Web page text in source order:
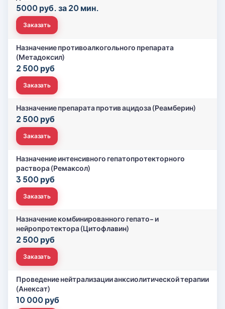
5000 руб. за 20 мин.
Заказать
Назначение противоалкогольного препарата
(Метадоксил)
2 500 руб
Заказать
Назначение препарата против ацидоза (Реамберин)
2 500 руб
Заказать
Назначение интенсивного гепатопротекторного
раствора (Ремаксол)
3 500 руб
Заказать
Назначение комбинированного гепато- и
нейропротектора (Цитофлавин)
2 500 руб
Заказать
Проведение нейтрализации анксиолитической терапии
(Анексат)
10 000 руб